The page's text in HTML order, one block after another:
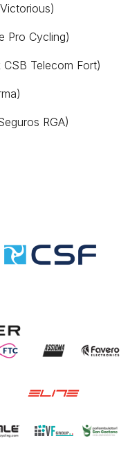
Pro Cycling)
Telecom Fort)
RGA)